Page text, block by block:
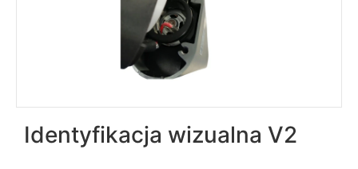
Identyfikacja wizualna V2